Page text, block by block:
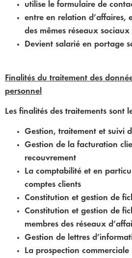
utilise le formulaire de
entre en relation d’affaires,
des mêmes réseaux
Devient salarié en portage
Finalités du traitement des
personnel
Les finalités des traitements sont
Gestion, traitement et suivi
Gestion de la facturation
recouvrement
La comptabilité et en
comptes clients
Constitution et gestion de
Constitution et gestion de
membres des réseaux
Gestion de lettres
La prospection commerciale